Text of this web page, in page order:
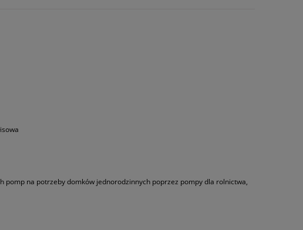
pomp na potrzeby domków jednorodzinnych poprzez pompy dla rolnictwa,